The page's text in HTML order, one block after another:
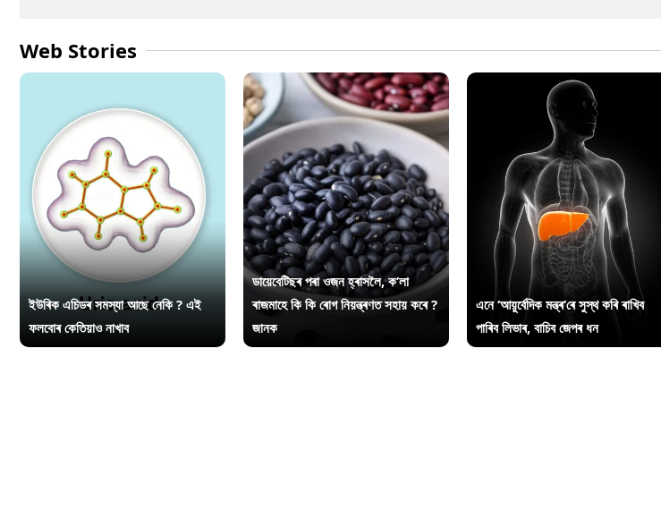
Web Stories
ইউৰিক এচিডৰ সমস্যা আছে নেকি ? এই
ফলবোৰ কেতিয়াও নাখাব
ডায়েবেটিছৰ পৰা ওজন হ্ৰাসলৈ, ক’লা
ৰাজমাহে কি কি ৰোগ নিয়ন্ত্ৰণত সহায় কৰে ?
জানক
এনে ‘আয়ুৰ্বেদিক মন্ত্ৰ’ৰে সুস্থ কৰি ৰাখিব
পাৰিব লিভাৰ, বাচিব জেপৰ ধন